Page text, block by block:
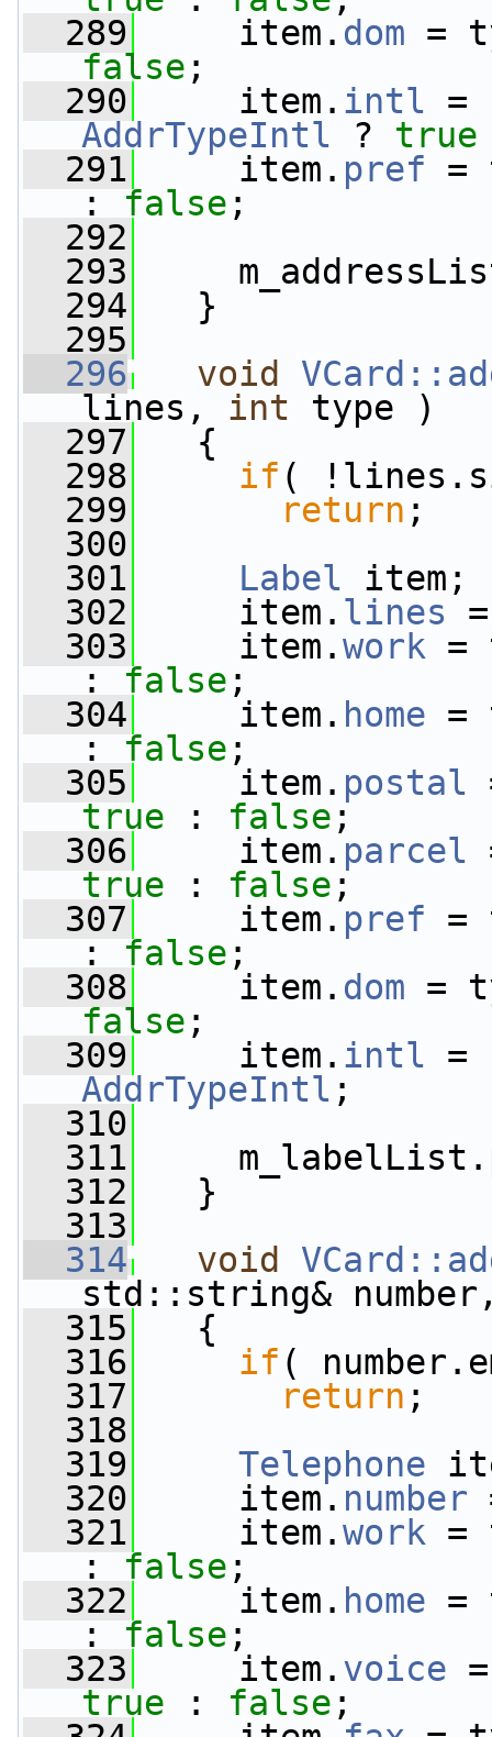
  289
item. dom =
false ;
  290
item. intl =
AddrTypeIntl ? true
  291
item. pref =
: false ;
  292
  293
  294
}
  295
  296
void
lines, int type )
  297
{
  298
if (
  299
return ;
  300
  301
Label item;
  302
item. lines
  303
item.work =
: false ;
  304
item. home =
: false ;
  305
item. postal
true : false ;
  306
item. parcel
true : false ;
  307
item. pref =
: false ;
  308
item. dom =
false ;
  309
item. intl =
AddrTypeIntl ;
  310
  311
  312
}
  313
  314
void
std::string&
  315
{
  316
if (
  317
return ;
  318
  319
Telephone
  320
item. number
  321
item.work =
: false ;
  322
item. home =
: false ;
  323
item. voice
true : false ;